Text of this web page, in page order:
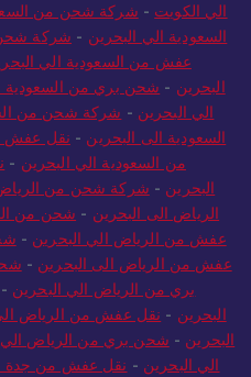
الي الكويت - شركة شحن من
السعودية الي البحرين - شركة شحن
عفش من السعودية الي
البحرين - شحن بري من السعودية
الي البحرين - شركة شحن من
السعودية الى البحرين - نقل عفش
من السعودية الي البحرين -
البحرين - شركة شحن من الرياض
الرياض الى البحرين - شحن من
عفش من الرياض الي البحرين -
عفش من الرياض الى البحرين -
بري من الرياض الي البحرين -
البحرين - نقل عفش من الرياض
البحرين - شحن بري من الرياض الي
الي البحرين - نقل عفش من جدة